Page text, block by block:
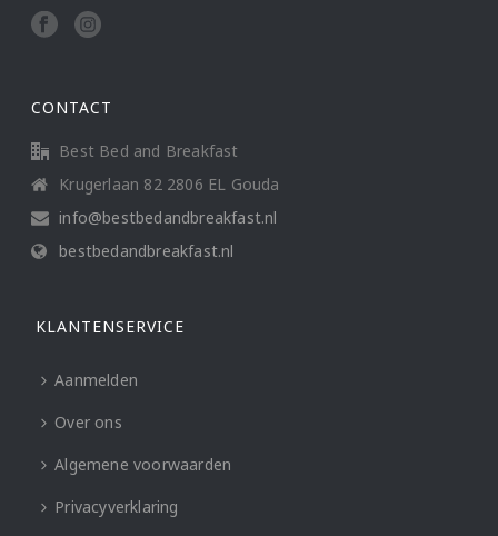
CONTACT
Best Bed and Breakfast
Krugerlaan 82 2806 EL Gouda
info@bestbedandbreakfast.nl
bestbedandbreakfast.nl
KLANTENSERVICE
Aanmelden
Over ons
Algemene voorwaarden
Privacyverklaring